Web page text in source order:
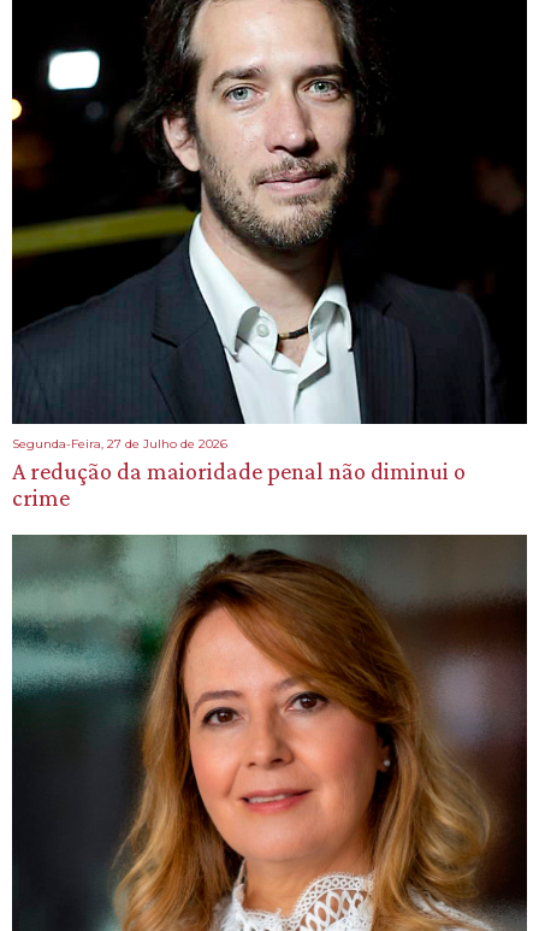
Segunda-Feira, 27 de Julho de 2026
A redução da maioridade penal não diminui o
crime